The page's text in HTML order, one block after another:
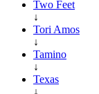
Two Feet
↓
Tori Amos
↓
Tamino
↓
Texas
↓